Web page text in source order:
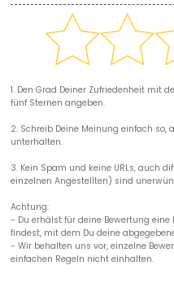
1. Den Grad Deiner Zufriedenheit mit
fünf Sternen angeben.
2. Schreib Deine Meinung einfach
unterhalten.
3. Kein Spam und keine URLs, auch
einzelnen Angestellten) sind
Achtung:
- Du erhälst für deine Bewertung
findest, mit dem Du deine
- Wir behalten uns vor, einzelne
einfachen Regeln nicht einhalten.